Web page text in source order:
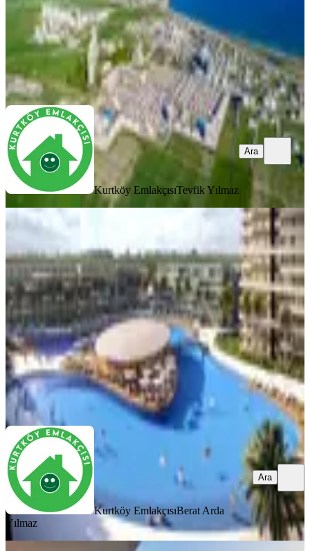
Kurtköy Emlakçısı Tevfik Yılmaz
Ara
Kurtköy EmlakçısıTevfik Yılmaz
Ara
MANZARALI
Kıbrıs İskele'de Grand Sapphire Blu
Eşyalı Satılık Stüdyo Daire
İskele, Merkez Mahallesi
Stüdyo
· 46 m²· 3. Kat·28.03.2026
6.000.000 ₺6.500.000 ₺
Kurtköy EmlakçısıBerat Arda Yılmaz
Ara
Kurtköy EmlakçısıBerat Arda
Yılmaz
Ara